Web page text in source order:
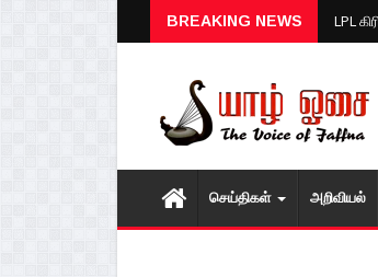
BREAKING NEWS மழை
செய்திகள் அறிவியல்